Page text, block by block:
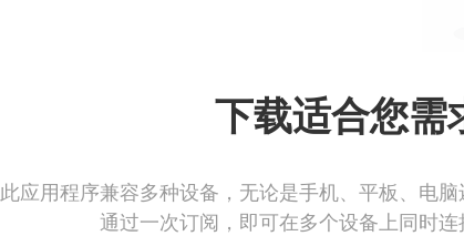
下载适合您需
此应用程序兼容多种设备，无论是手机、平板、电
通过一次订阅，即可在多个设备上同时连